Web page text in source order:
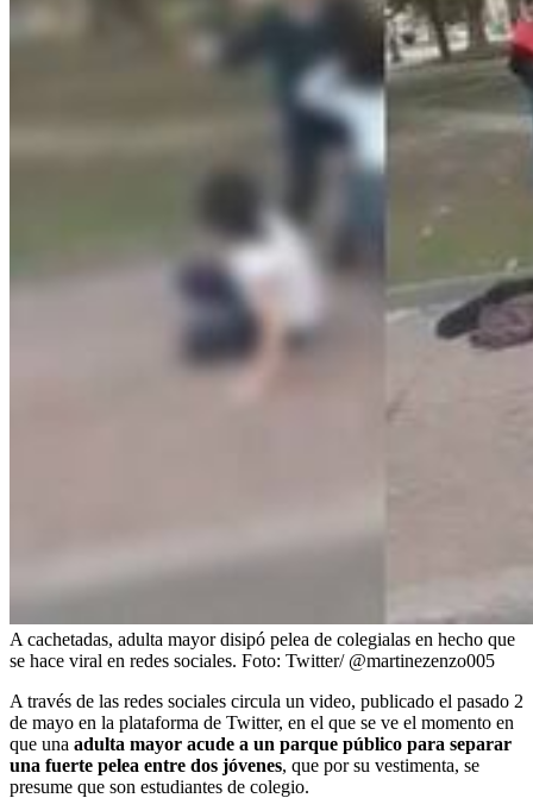
A cachetadas, adulta mayor disipó pelea de colegialas en hecho que
se hace viral en redes sociales. Foto: Twitter/ @martinezenzo005
A través de las redes sociales circula un video, publicado el pasado 2
de mayo en la plataforma de Twitter, en el que se ve el momento en
que una adulta mayor acude a un parque público para separar
una fuerte pelea entre dos jóvenes, que por su vestimenta, se
presume que son estudiantes de colegio.